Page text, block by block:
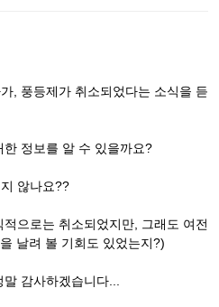
, 풍등제가 취소되었다는 소식을 듣
정보를 알 수 있을까요?
않나요??
으로는 취소되었지만, 그래도 여전
날려 볼 기회도 있었는지?)
감사하겠습니다...